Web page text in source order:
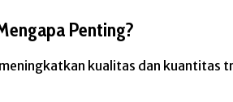
Penting?
kualitas dan